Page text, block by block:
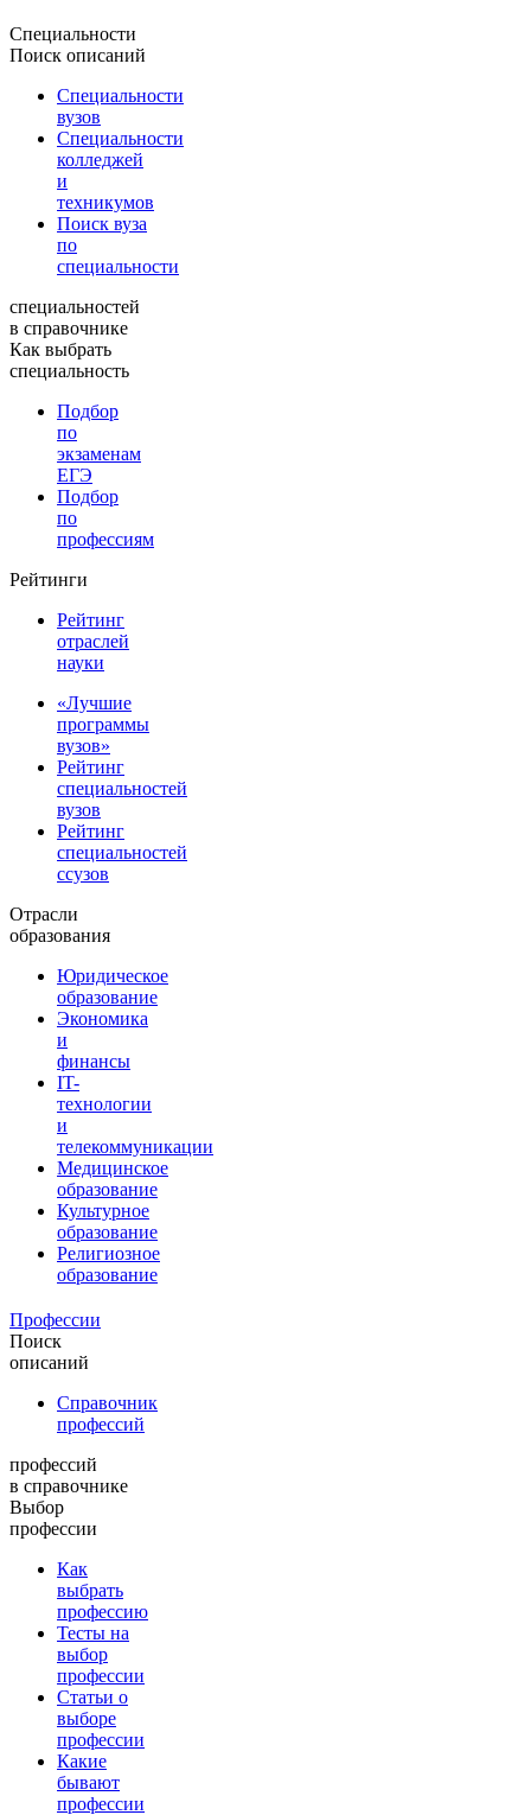
Специальности
Поиск описаний
Специальности
вузов
Специальности
колледжей
и
техникумов
Поиск вуза
по
специальности
специальностей
в справочнике
Как выбрать
специальность
Подбор
по
экзаменам
ЕГЭ
Подбор
по
профессиям
Рейтинги
Рейтинг
отраслей
науки
«Лучшие
программы
вузов»
Рейтинг
специальностей
вузов
Рейтинг
специальностей
ссузов
Отрасли
образования
Юридическое
образование
Экономика
и
финансы
IT-
технологии
и
телекоммуникации
Медицинское
образование
Культурное
образование
Религиозное
образование
Профессии
Поиск
описаний
Справочник
профессий
профессий
в справочнике
Выбор
профессии
Как
выбрать
профессию
Тесты на
выбор
профессии
Статьи о
выборе
профессии
Какие
бывают
профессии